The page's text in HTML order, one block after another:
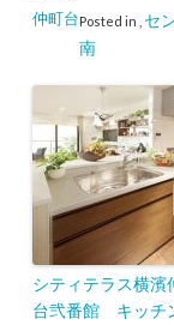
Posted in
仲町台
セ
南
シティテラス横濱
台弐番館 キッチ